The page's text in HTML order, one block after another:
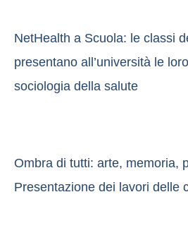
NetHealth a Scuola: le classi
presentano all’università le
sociologia della salute
Ombra di tutti: arte, memoria,
Presentazione dei lavori delle